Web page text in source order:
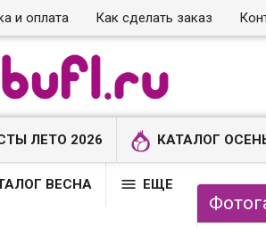
и оплата Как сделать заказ
ЛЕТО 2026 КАТАЛОГ
ВЕСНА  ЕЩЕ